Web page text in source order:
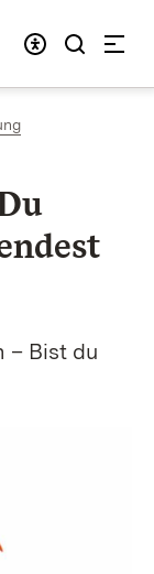
– Bist du